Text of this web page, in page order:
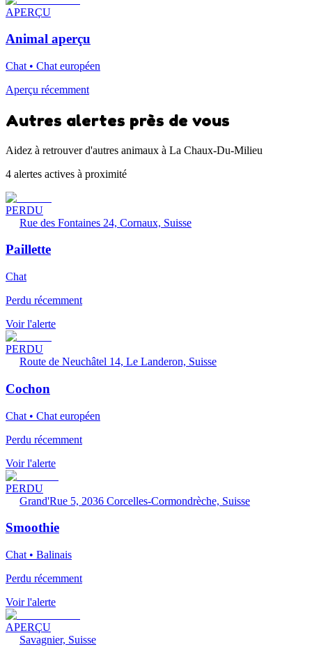
APERÇU
Animal aperçu
Chat • Chat européen
Aperçu récemment
Autres alertes près de vous
Aidez à retrouver d'autres animaux à La Chaux-Du-Milieu
4 alertes actives à proximité
PERDU
Rue des Fontaines 24, Cornaux, Suisse
Paillette
Chat
Perdu récemment
Voir l'alerte
PERDU
Route de Neuchâtel 14, Le Landeron, Suisse
Cochon
Chat • Chat européen
Perdu récemment
Voir l'alerte
PERDU
Grand'Rue 5, 2036 Corcelles-Cormondrèche, Suisse
Smoothie
Chat • Balinais
Perdu récemment
Voir l'alerte
APERÇU
Savagnier, Suisse